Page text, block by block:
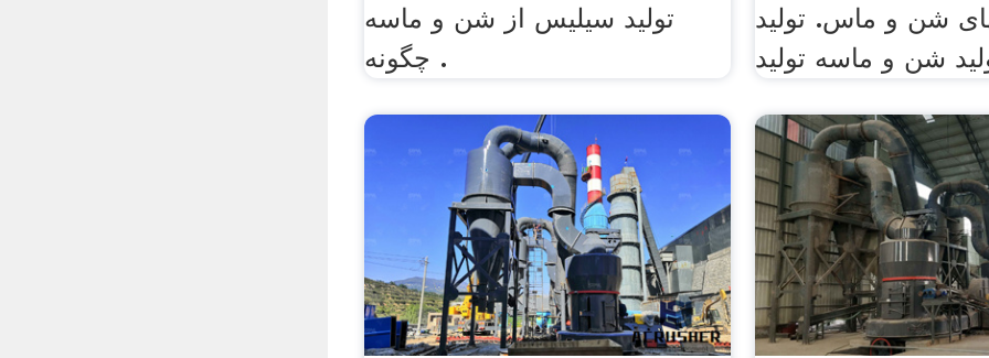
تولید سیلیس از شن و ماسه
چگونه .
شن و ماس. تولید
شن و ماسه تولید